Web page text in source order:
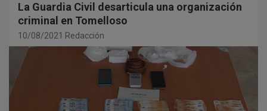
La Guardia Civil desarticula una organización
criminal en Tomelloso
10/08/2021 Redacción